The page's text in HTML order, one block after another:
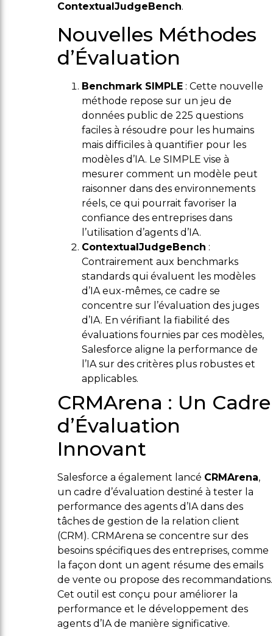
ContextualJudgeBench.
Nouvelles Méthodes
d’Évaluation
Benchmark SIMPLE : Cette nouvelle
méthode repose sur un jeu de
données public de 225 questions
faciles à résoudre pour les humains
mais difficiles à quantifier pour les
modèles d’IA. Le SIMPLE vise à
mesurer comment un modèle peut
raisonner dans des environnements
réels, ce qui pourrait favoriser la
confiance des entreprises dans
l’utilisation d’agents d’IA.
ContextualJudgeBench :
Contrairement aux benchmarks
standards qui évaluent les modèles
d’IA eux-mêmes, ce cadre se
concentre sur l’évaluation des juges
d’IA. En vérifiant la fiabilité des
évaluations fournies par ces modèles,
Salesforce aligne la performance de
l’IA sur des critères plus robustes et
applicables.
CRMArena : Un Cadre
d’Évaluation
Innovant
Salesforce a également lancé CRMArena,
un cadre d’évaluation destiné à tester la
performance des agents d’IA dans des
tâches de gestion de la relation client
(CRM). CRMArena se concentre sur des
besoins spécifiques des entreprises, comme
la façon dont un agent résume des emails
de vente ou propose des recommandations.
Cet outil est conçu pour améliorer la
performance et le développement des
agents d’IA de manière significative.